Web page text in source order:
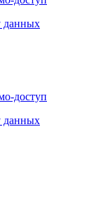
данных
доступ
данных